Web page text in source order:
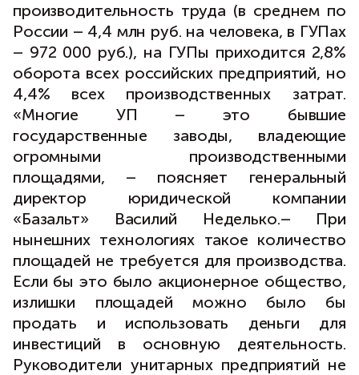
производительность труда (в среднем по
России – 4,4 млн руб. на человека, в ГУПах
– 972 000 руб.), на ГУПы приходится 2,8%
оборота всех российских предприятий, но
4,4% всех производственных затрат.
«Многие УП – это бывшие
государственные заводы, владеющие
огромными производственными
площадями, – поясняет генеральный
директор юридической компании
«Базальт» Василий Неделько.– При
нынешних технологиях такое количество
площадей не требуется для производства.
Если бы это было акционерное общество,
излишки площадей можно было бы
продать и использовать деньги для
инвестиций в основную деятельность.
Руководители унитарных предприятий не